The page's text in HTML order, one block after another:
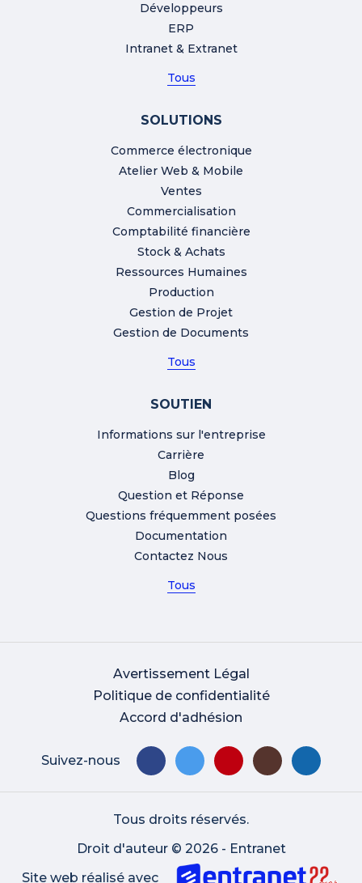
Développeurs
ERP
Intranet & Extranet
Tous
SOLUTIONS
Commerce électronique
Atelier Web & Mobile
Ventes
Commercialisation
Comptabilité financière
Stock & Achats
Ressources Humaines
Production
Gestion de Projet
Gestion de Documents
Tous
SOUTIEN
Informations sur l'entreprise
Carrière
Blog
Question et Réponse
Questions fréquemment posées
Documentation
Contactez Nous
Tous
Avertissement Légal
Politique de confidentialité
Accord d'adhésion
Suivez-nous
Tous droits réservés.
Droit d'auteur © 2026 - Entranet
Site web réalisé avec